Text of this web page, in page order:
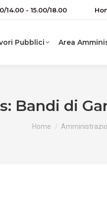
- 15.00/18.00
Pubblici Area
Bandi di
You are here:
Home